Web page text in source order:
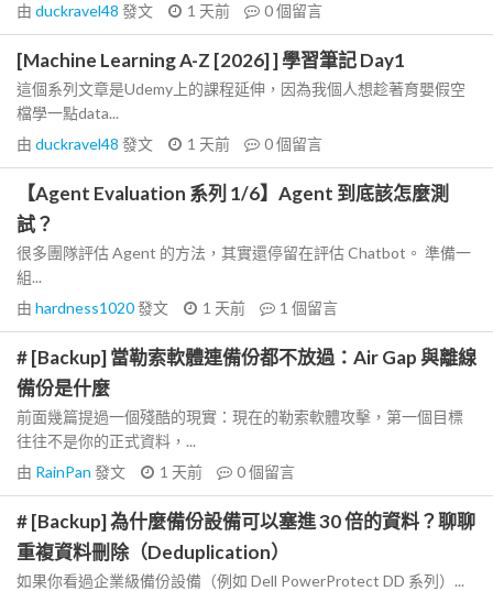
由 duckravel48 發文 1 天前 0個留言
[Machine Learning A-Z [2026] ] 學習筆記 Day1
這個系列文章是Udemy上的課程延伸，因為我個人想趁著育嬰假空
檔學一點data...
由 duckravel48 發文 1 天前 0個留言
【Agent Evaluation 系列 1/6】Agent 到底該怎麼測
試？
很多團隊評估 Agent 的方法，其實還停留在評估 Chatbot。 準備一
組...
由 hardness1020發文 1 天前 1 個留言
# [Backup] 當勒索軟體連備份都不放過：Air Gap 與離線
備份是什麼
前面幾篇提過一個殘酷的現實：現在的勒索軟體攻擊，第一個目標
往往不是你的正式資料，...
由 RainPan 發文 1 天前 0個留言
# [Backup] 為什麼備份設備可以塞進 30 倍的資料？聊聊
重複資料刪除（Deduplication）
如果你看過企業級備份設備（例如 Dell PowerProtect DD 系列）...